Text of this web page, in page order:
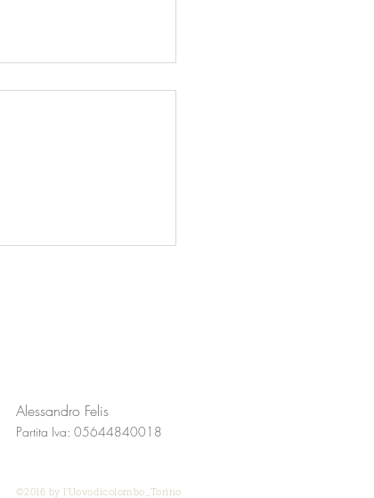
Alessandro Felis
Partita Iva: 05644840018
©2016 by l'Uovodicolombo_Torino